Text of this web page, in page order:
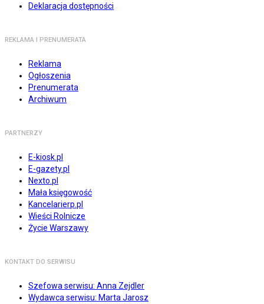
Deklaracja dostępności
REKLAMA I PRENUMERATA
Reklama
Ogłoszenia
Prenumerata
Archiwum
PARTNERZY
E-kiosk.pl
E-gazety.pl
Nexto.pl
Mała księgowość
Kancelarierp.pl
Wieści Rolnicze
Życie Warszawy
KONTAKT DO SERWISU
Szefowa serwisu: Anna Zejdler
Wydawca serwisu: Marta Jarosz